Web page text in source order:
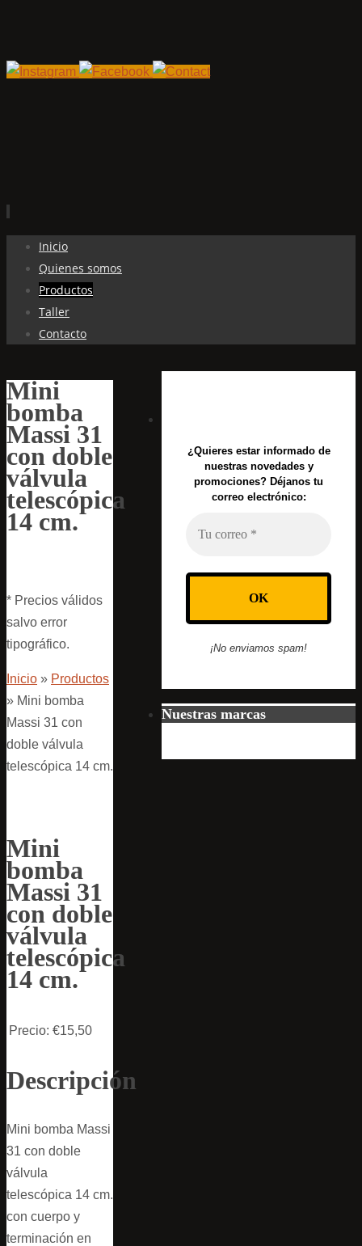
contenido
Inicio
Quienes somos
Productos
Taller
Contacto
Mini
bomba
Massi 31
con doble
válvula
telescópica
14 cm.
* Precios válidos
salvo error
tipográfico.
Inicio » Productos
» Mini bomba
Massi 31 con
doble válvula
telescópica 14 cm.
Mini
bomba
Massi 31
con doble
válvula
telescópica
14 cm.
Precio: €15,50
Descripción
Mini bomba Massi
31 con doble
válvula
telescópica 14 cm.
con cuerpo y
terminación en
¿Quieres estar informado de
nuestras novedades y
promociones? Déjanos tu
correo electrónico:
¡No enviamos spam!
Nuestras marcas